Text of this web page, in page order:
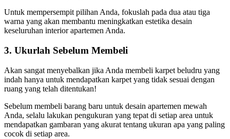
Untuk mempersempit pilihan Anda, fokuslah pada dua atau tiga
warna yang akan membantu meningkatkan estetika desain
keseluruhan interior apartemen Anda.
3. Ukurlah Sebelum Membeli
Akan sangat menyebalkan jika Anda membeli karpet beludru yang
indah hanya untuk mendapatkan karpet yang tidak sesuai dengan
ruang yang telah ditentukan!
Sebelum membeli barang baru untuk desain apartemen mewah
Anda, selalu lakukan pengukuran yang tepat di setiap area untuk
mendapatkan gambaran yang akurat tentang ukuran apa yang paling
cocok di setiap area.